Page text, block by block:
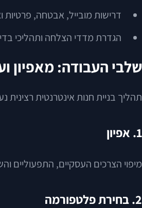
דרישות מובייל, אבטחה, פרטיות
הגדרת מדדי הצלחה ותהליכי
שלבי העבודה: מאפיון
תהליך בניית חנות אינטרנטית
1. אפיון
מיפוי הצרכים העסקיים, התפעוליים
2. בחירת פלטפורמה